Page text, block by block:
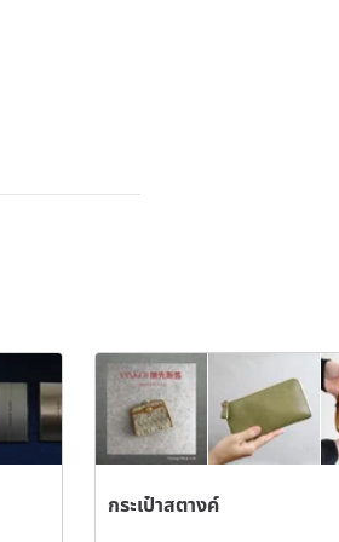
pocket: 1
finish that
on the
กระเป๋าสตางค์